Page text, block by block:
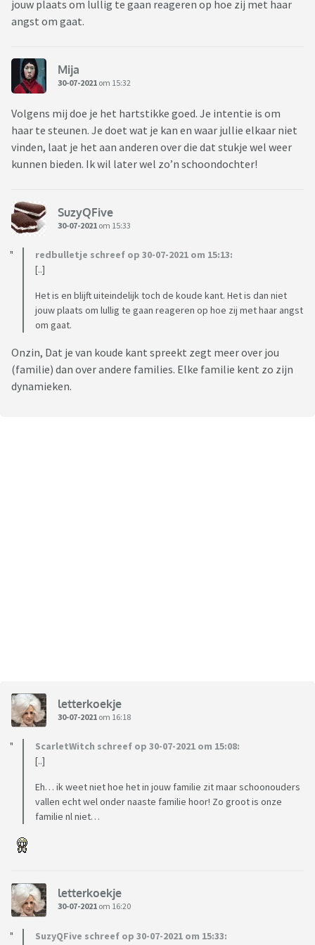
jouw plaats om lullig te gaan reageren op hoe zij met haar
angst om gaat.
Mija
30-07-2021 om 15:32
Volgens mij doe je het hartstikke goed. Je intentie is om
haar te steunen. Je doet wat je kan en waar jullie elkaar niet
vinden, laat je het aan anderen over die dat stukje wel weer
kunnen bieden. Ik wil later wel zo’n schoondochter!
SuzyQFive
30-07-2021 om 15:33
redbulletje schreef op 30-07-2021 om 15:13:
[..]
Het is en blijft uiteindelijk toch de koude kant. Het is dan niet
jouw plaats om lullig te gaan reageren op hoe zij met haar angst
om gaat.
Onzin, Dat je van koude kant spreekt zegt meer over jou
(familie) dan over andere families. Elke familie kent zo zijn
dynamieken.
letterkoekje
30-07-2021 om 16:18
ScarletWitch schreef op 30-07-2021 om 15:08:
[..]
Eh… ik weet niet hoe het in jouw familie zit maar schoonouders
vallen echt wel onder naaste familie hoor! Zo groot is onze
familie nl niet…
letterkoekje
30-07-2021 om 16:20
SuzyQFive schreef op 30-07-2021 om 15:33: